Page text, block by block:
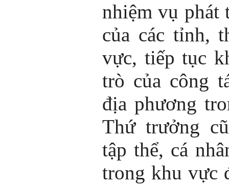
nhiệm vụ
của các tỉnh,
vực, tiếp tục
trò của công
địa phương
Thứ trưởng
tập thể, cá
trong khu vực